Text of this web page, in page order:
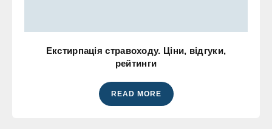
Екстирпація стравоходу. Ціни, відгуки,
рейтинги
READ MORE